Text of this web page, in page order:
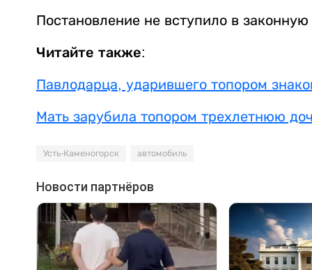
Постановление не вступило в
Читайте также:
Павлодарца, ударившего топором
Мать зарубила топором трехлетнюю
Усть-Каменогорск автомобиль